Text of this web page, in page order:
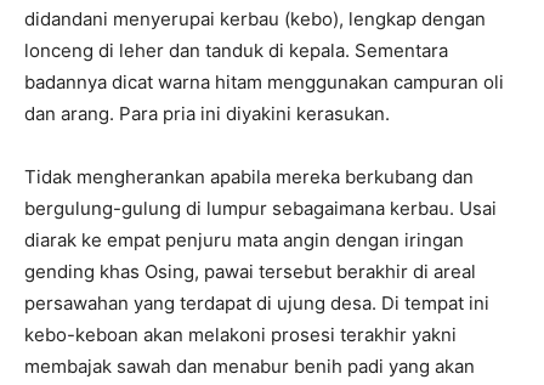
didandani menyerupai kerbau (kebo), lengkap dengan
lonceng di leher dan tanduk di kepala. Sementara
badannya dicat warna hitam menggunakan campuran oli
dan arang. Para pria ini diyakini kerasukan.
Tidak mengherankan apabila mereka berkubang dan
bergulung-gulung di lumpur sebagaimana kerbau. Usai
diarak ke empat penjuru mata angin dengan iringan
gending khas Osing, pawai tersebut berakhir di areal
persawahan yang terdapat di ujung desa. Di tempat ini
kebo-keboan akan melakoni prosesi terakhir yakni
membajak sawah dan menabur benih padi yang akan